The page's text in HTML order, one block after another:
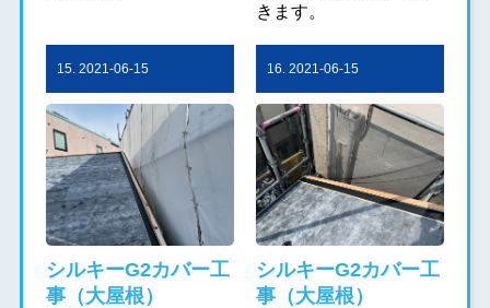
きます。
15. 2021-06-15
シルキーG2カバー工
事（大屋根）
16. 2021-06-15
シルキーG2カバー工
事（大屋根）